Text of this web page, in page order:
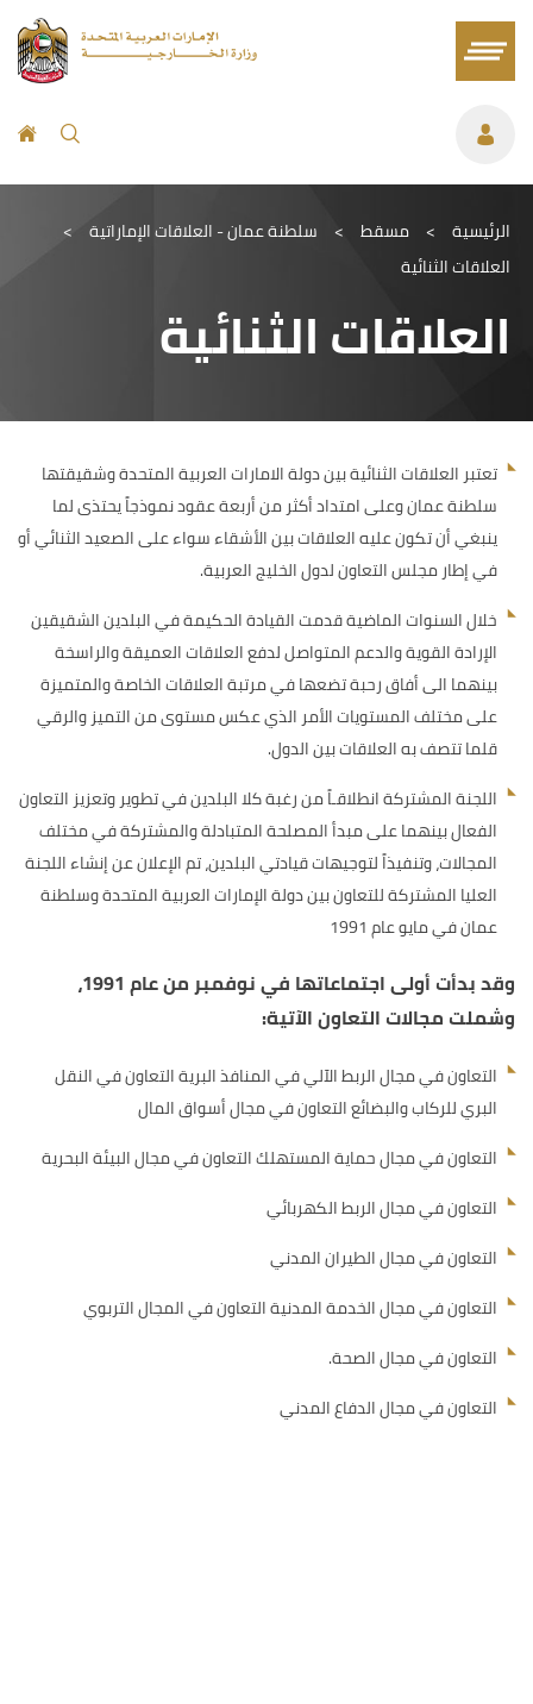
الرئيسية > مسقط > سلطنة عمان - العلاقات الإماراتية >
العلاقات الثنائية
العلاقات الثنائية
تعتبر العلاقات الثنائية بين دولة الامارات العربية المتحدة وشقيقتها
سلطنة عمان وعلى امتداد أكثر من أربعة عقود نموذجاً يحتذى لما
ينبغي أن تكون عليه العلاقات بين الأشقاء سواء على الصعيد الثنائي أو
في إطار مجلس التعاون لدول الخليج العربية.
خلال السنوات الماضية قدمت القيادة الحكيمة في البلدين الشقيقين
الإرادة القوية والدعم المتواصل لدفع العلاقات العميقة والراسخة
بينهما الى أفاق رحبة تضعها في مرتبة العلاقات الخاصة والمتميزة
على مختلف المستويات الأمر الذي عكس مستوى من التميز والرقي
قلما تتصف به العلاقات بين الدول.
اللجنة المشتركة انطلاقـاً من رغبة كلا البلدين في تطوير وتعزيز التعاون
الفعال بينهما على مبدأ المصلحة المتبادلة والمشتركة في مختلف
المجالات، وتنفيذاً لتوجيهات قيادتي البلدين، تم الإعلان عن إنشاء اللجنة
العليا المشتركة للتعاون بين دولة الإمارات العربية المتحدة وسلطنة
عمان في مايو عام 1991
وقد بدأت أولى اجتماعاتها في نوفمبر من عام 1991،
وشملت مجالات التعاون الآتية:
التعاون في مجال الربط الآلي في المنافذ البرية التعاون في النقل
البري للركاب والبضائع التعاون في مجال أسواق المال
التعاون في مجال حماية المستهلك التعاون في مجال البيئة البحرية
التعاون في مجال الربط الكهربائي
التعاون في مجال الطيران المدني
التعاون في مجال الخدمة المدنية التعاون في المجال التربوي
التعاون في مجال الصحة.
التعاون في مجال الدفاع المدني